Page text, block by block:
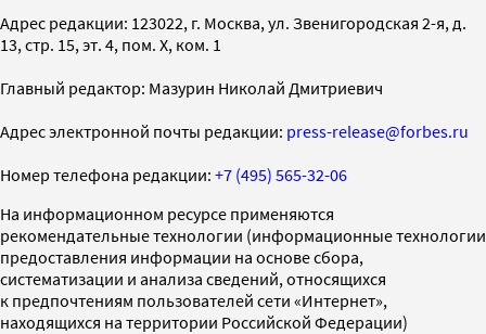
Адрес редакции: 123022, г. Москва, ул. Звенигородская 2-я, д.
13, стр. 15, эт. 4, пом. X, ком. 1
Главный редактор: Мазурин Николай Дмитриевич
Адрес электронной почты редакции: press-release@forbes.ru
Номер телефона редакции: +7 (495) 565-32-06
На информационном ресурсе применяются
рекомендательные технологии (информационные технологии
предоставления информации на основе сбора,
систематизации и анализа сведений, относящихся
к предпочтениям пользователей сети «Интернет»,
находящихся на территории Российской Федерации)